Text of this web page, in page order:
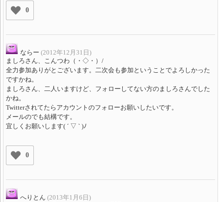
0
ならー (2012年12月31日)
ましろさん、こんつわ（・◇・）/
全力参加ありがとございます。二次会も参加ということでよろしかった
ですかね。
ましろさん、二人いますけど、フォローしてない方のましろさんでした
かね。
Twitterされてたらアカウントのフォローお願いしたいです。
メールのでも結構です。
宜しくお願いします( ´ ▽ ` )ﾉ
0
へりとん (2013年1月6日)